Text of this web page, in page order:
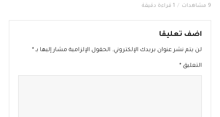
9 مشاهدات 1 قراءة دقيقة
اضف تعليقا
لن يتم نشر عنوان بريدك الإلكتروني. الحقول الإلزامية مشار إليها بـ*
التعليق *